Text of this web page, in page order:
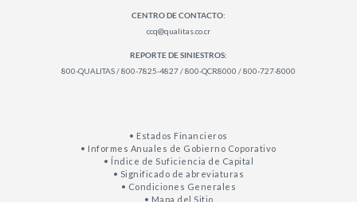
CENTRO DE CONTACTO:
ccq@qualitas.co.cr
REPORTE DE SINIESTROS:
800-QUALITAS / 800-7825-4827 / 800-QCR8000 / 800-727-8000
• Estados Financieros
• Informes Anuales de Gobierno Coporativo
• Índice de Suficiencia de Capital
• Significado de abreviaturas
• Condiciones Generales
• Mapa del Sitio